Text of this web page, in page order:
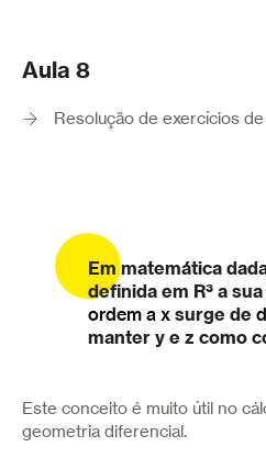
Aula 8
Resolução de exercícios
Em matemática
definida em R³ a sua
ordem a x surge de
manter y e z como
Este conceito é muito útil no
geometria diferencial.